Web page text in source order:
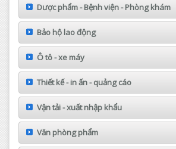
Dược phẩm - Bệnh viện - Phòng khám
Bảo hộ lao động
Ô tô - xe máy
Thiết kế - in ấn - quảng cáo
Vận tải - xuất nhập khẩu
Văn phòng phẩm